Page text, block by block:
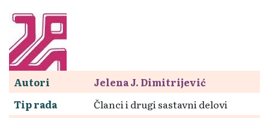
Autori
Jelena J. Dimitrijević
Tip rada
Članci i drugi sastavni delovi